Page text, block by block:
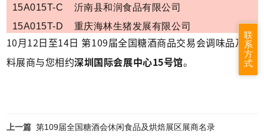
15A015T-C 沂南县和润食品有限公司
15A015T-D 重庆海林生猪发展有限公司
15A015T-E 汕头市哆咪来食品有限公司
15A016T 冠县自家粮食品有限公司
10月12日至14日 第109届全国糖酒商品交易会调味品及配
料展商与您相约深圳国际会展中心15号馆。
上一篇 第109届全国糖酒会休闲食品及烘焙展区展商名录
联
系
方
式